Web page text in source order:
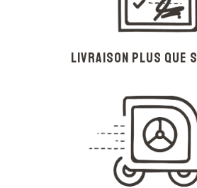
Livraison plus que